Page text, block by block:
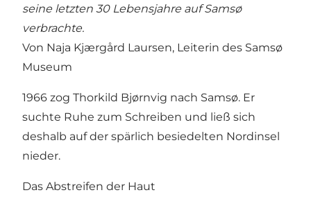
seine letzten 30 Lebensjahre auf Samsø
verbrachte.
Von Naja Kjærgård Laursen, Leiterin des Samsø
Museum
1966 zog Thorkild Bjørnvig nach Samsø. Er
suchte Ruhe zum Schreiben und ließ sich
deshalb auf der spärlich besiedelten Nordinsel
nieder.
Das Abstreifen der Haut